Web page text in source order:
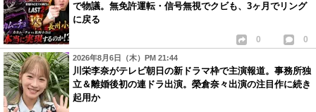
で物議。無免許運転・信号無視でクビも、3ヶ月でリング
に戻る
0 0
2026年8月6日（木）PM 21:44
川栄李奈がテレビ朝日の新ドラマ枠で主演報道。事務所独
立＆離婚後初の連ドラ出演。榮倉奈々出演の注目作に続き
起用か